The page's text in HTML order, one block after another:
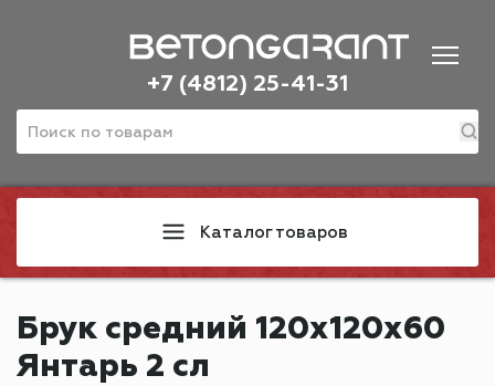
+7 (4812) 25-41-31
Каталог товаров
Брук средний 120х120х60
Янтарь 2 сл